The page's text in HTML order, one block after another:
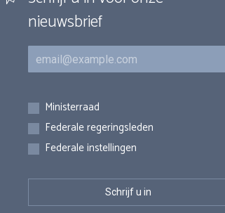
nieuwsbrief
E-mail
Inschrijvingen
Ministerraad
Federale regeringsleden
Federale instellingen